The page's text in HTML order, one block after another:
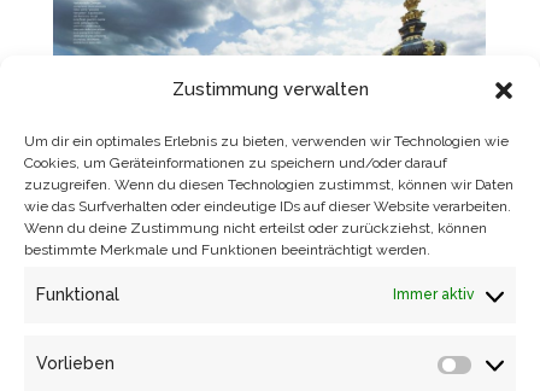
Zustimmung verwalten
Um dir ein optimales Erlebnis zu bieten, verwenden wir Technologien wie
Cookies, um Geräteinformationen zu speichern und/oder darauf
zuzugreifen. Wenn du diesen Technologien zustimmst, können wir Daten
wie das Surfverhalten oder eindeutige IDs auf dieser Website verarbeiten.
Wenn du deine Zustimmung nicht erteilst oder zurückziehst, können
bestimmte Merkmale und Funktionen beeinträchtigt werden.
Funktional Immer aktiv
Vorlieben
EIN TAG MIT DER MARIE CLAIRE
Publications